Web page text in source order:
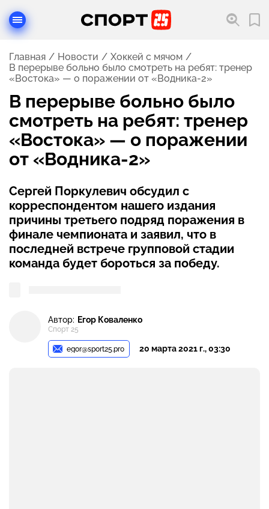
Главная Новости
Хоккей с мячом
В перерыве больно было смотреть на ребят: тренер
«Востока» — о поражении от «Водника-2»
В перерыве больно было
смотреть на ребят: тренер
«Востока» — о поражении
от «Водника-2»
Сергей Поркулевич обсудил с
корреспондентом нашего издания
причины третьего подряд поражения в
финале чемпионата и заявил, что в
последней встрече групповой стадии
команда будет бороться за победу.
Автор: Егор Коваленко
Спорт 25
egor@sport25.pro 20 марта 2021 г., 03:30